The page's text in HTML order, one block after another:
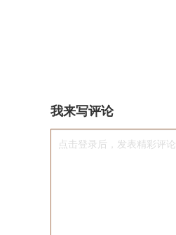
我来写评论
点击登录后，发表精彩评论